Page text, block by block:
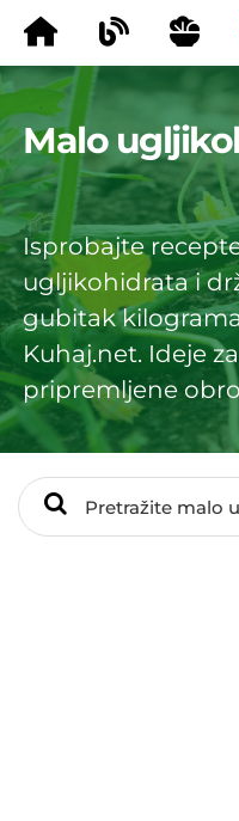
Malo
Isprobajte
ugljikohidrata i
gubitak
Kuhaj.net. Ideje
pripremljene